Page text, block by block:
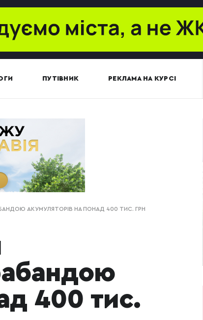
ПУТІВНИК РЕКЛАМА НА КУРСІ
АКУМУЛЯТОРІВ НА ПОНАД 400 ТИС. ГРН
400 тис.